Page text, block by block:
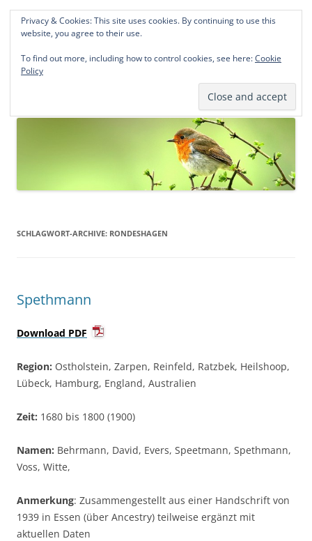
Norddeutsche Genealogien
Michael Kohlhaas und Jens Kirchhoff
springen
SCHLAGWORT-ARCHIVE: RONDESHAGEN
Spethmann
Download PDF
Region: Ostholstein, Zarpen, Reinfeld, Ratzbek, Heilshoop,
Lübeck, Hamburg, England, Australien
Zeit: 1680 bis 1800 (1900)
Namen: Behrmann, David, Evers, Speetmann, Spethmann,
Voss, Witte,
Anmerkung: Zusammengestellt aus einer Handschrift von
1939 in Essen (über Ancestry) teilweise ergänzt mit
aktuellen Daten
Privacy & Cookies: This site uses cookies. By continuing to use this
website, you agree to their use.
To find out more, including how to control cookies, see here:Cookie
Policy